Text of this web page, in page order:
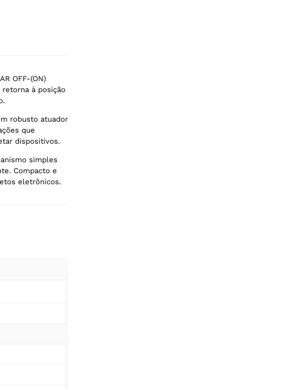
OFF-(ON)
à posição
robusto atuador
que
dispositivos.
simples
Compacto e
eletrônicos.